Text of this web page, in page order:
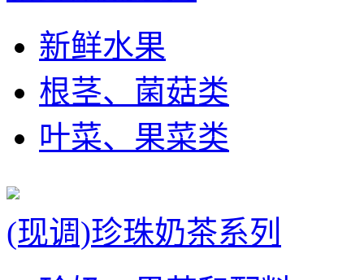
新鲜水果
根茎、菌菇类
叶菜、果菜类
(现调)珍珠奶茶系列